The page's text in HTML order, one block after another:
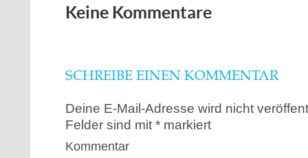
Keine Kommentare
SCHREIBE EINEN KOMMENTAR
Deine E-Mail-Adresse wird nicht
Felder sind mit * markiert
Kommentar